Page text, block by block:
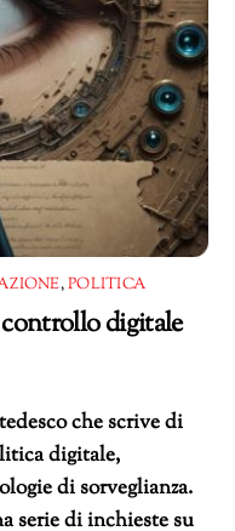
,POLITICA
digitale
che scrive di
digitale,
di sorveglianza.
serie di inchieste su